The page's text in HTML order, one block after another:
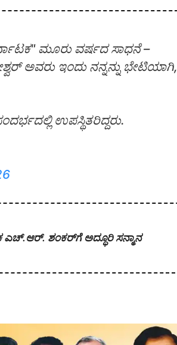
ಮೂರು ವರ್ಷದ ಸಾಧನೆ –
ಅವರು ಇಂದು ನನ್ನನ್ನು ಭೇಟಿಯಾಗಿ,
ಉಪಸ್ಥಿತರಿದ್ದರು.
ಎಚ್.ಆರ್. ಶಂಕರ್‌ಗೆ ಅದ್ಧೂರಿ ಸನ್ಮಾನ